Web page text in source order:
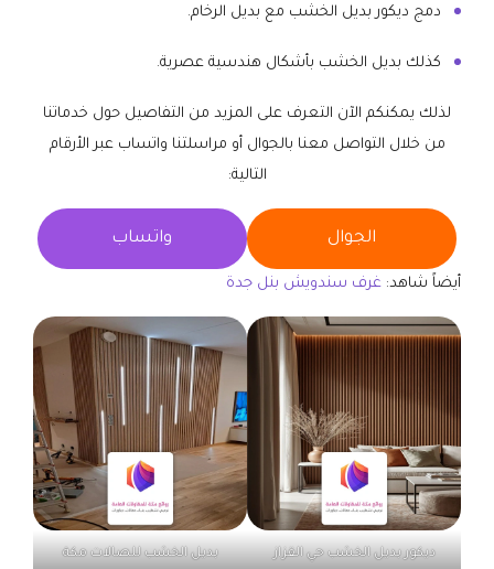
دمج ديكور بديل الخشب مع بديل الرخام.
كذلك بديل الخشب بأشكال هندسية عصرية.
لذلك يمكنكم الآن التعرف على المزيد من التفاصيل حول خدماتنا
من خلال التواصل معنا بالجوال أو مراسلتنا واتساب عبر الأرقام
التالية:
الجوال واتساب
أيضاً شاهد: غرف سندويش بنل جدة
ديكور بديل الخشب حي القزاز بديل الخشب للصالات مكة